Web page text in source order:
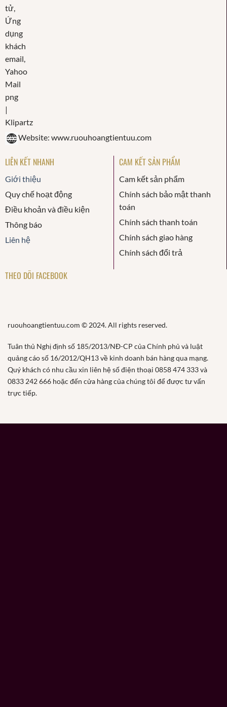
Website: www.ruouhoangtientuu.com
LIÊN KẾT NHANH
Giới thiệu
Quy chế hoạt động
Điều khoản và điều kiện
Thông báo
Liên hệ
CAM KẾT SẢN PHẨM
Cam kết sản phẩm
Chính sách bảo mật thanh
toán
Chính sách thanh toán
Chính sách giao hàng
Chính sách đổi trả
THEO DÕI FACEBOOK
ruouhoangtientuu.com © 2024. All rights reserved.
Tuân thủ Nghị định số 185/2013/NĐ-CP của Chính phủ và luật
quảng cáo số 16/2012/QH13 về kinh doanh bán hàng qua mạng.
Quý khách có nhu cầu xin liên hệ số điện thoại 0858 474 333 và
0833 242 666 hoặc đến cửa hàng của chúng tôi để được tư vấn
trực tiếp.